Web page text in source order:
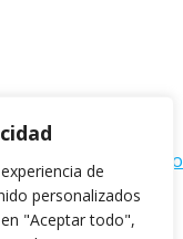
de
personalizados
"Aceptar todo",
calendario completo